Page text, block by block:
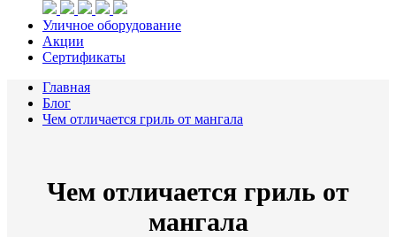
Уличное оборудование
Акции
Сертификаты
Главная
Блог
Чем отличается гриль от мангала
Чем отличается гриль от
мангала